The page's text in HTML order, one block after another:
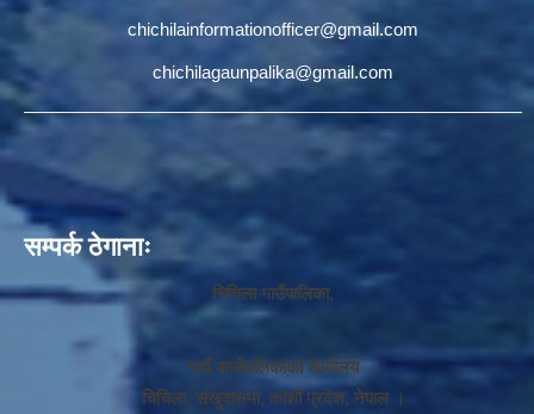
chichilainformationofficer@gmail.com
chichilagaunpalika@gmail.com
सम्पर्क ठेगानाः
चिचिला गाउँपालिका,
गाउँ कार्यपालिकाको कार्यालय
चिचिला, संखुवासभा, कोशी प्रदेश, नेपाल ।